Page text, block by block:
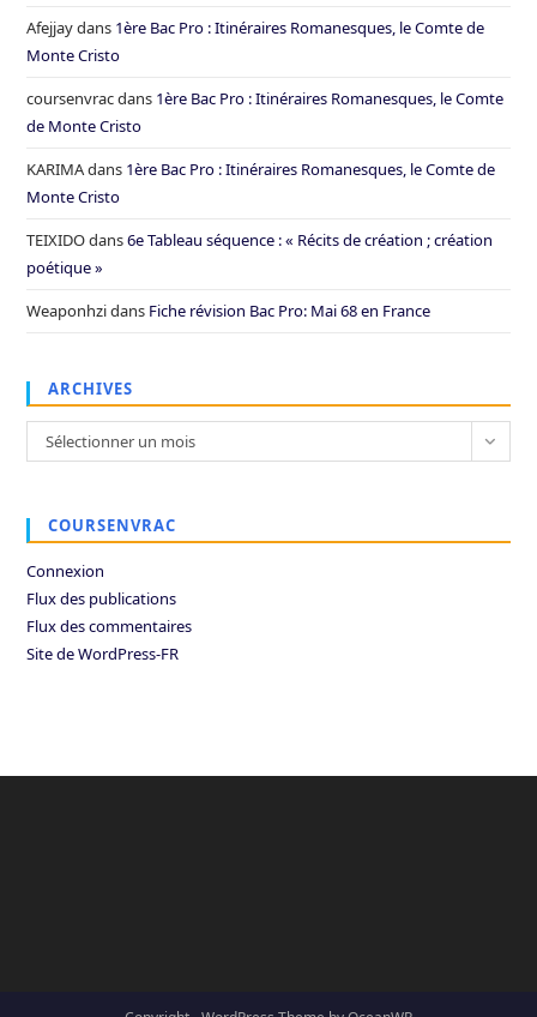
Afejjaydans 1ère Bac Pro : Itinéraires Romanesques, le Comte de
Monte Cristo
coursenvracdans 1ère Bac Pro : Itinéraires Romanesques, le Comte
de Monte Cristo
KARIMAdans 1ère Bac Pro : Itinéraires Romanesques, le Comte de
Monte Cristo
TEIXIDOdans6e Tableau séquence : « Récits de création ; création
poétique »
Weaponhzidans Fiche révision Bac Pro: Mai 68 en France
ARCHIVES
Archives
Sélectionner un mois
COURSENVRAC
Connexion
Flux des publications
Flux des commentaires
Site de WordPress-FR